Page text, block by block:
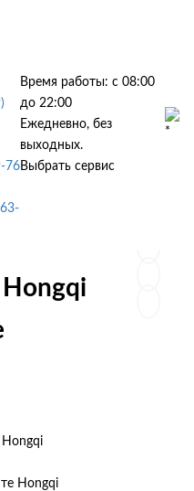
76
Время работы: с 08:00
до 22:00
Ежедневно, без
выходных.
Выбрать сервис
Hongqi
Hongqi
Hongqi